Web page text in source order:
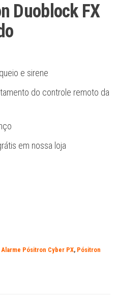
Duoblock FX
e sirene
do controle remoto da
em nossa loja
Alarme Pósitron Cyber PX, Pósitron